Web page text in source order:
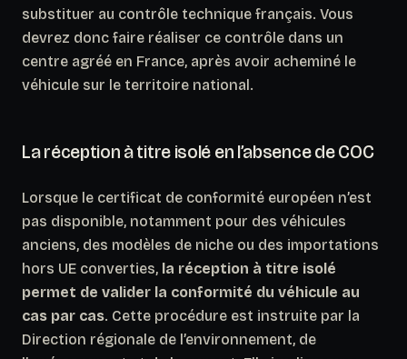
substituer au contrôle technique français. Vous
devrez donc faire réaliser ce contrôle dans un
centre agréé en France, après avoir acheminé le
véhicule sur le territoire national.
La réception à titre isolé en l’absence de COC
Lorsque le certificat de conformité européen n’est
pas disponible, notamment pour des véhicules
anciens, des modèles de niche ou des importations
hors UE converties, la réception à titre isolé
permet de valider la conformité du véhicule au
cas par cas. Cette procédure est instruite par la
Direction régionale de l’environnement, de